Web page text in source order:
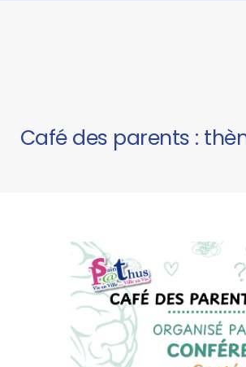
Café des parents :